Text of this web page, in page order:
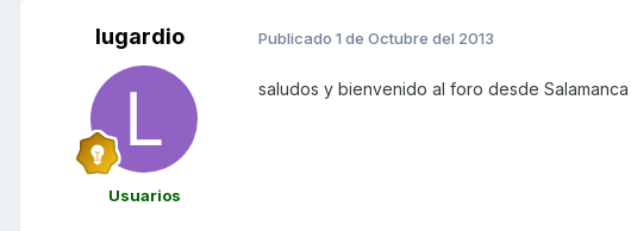
lugardio
Usuarios
Publicado 1 de Octubre del 2013
saludos y bienvenido al foro desde Salamanca